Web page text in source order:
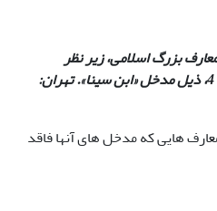
(1387)، دائرةالمعارف بزرگ اسلامی، زیر نظر
محمدکاظم موسوی بجنوردی، ج1. 4، ذیل مدخل «ابن سینا». تهران:
المعارف هایی که مدخل های آنها فاقد